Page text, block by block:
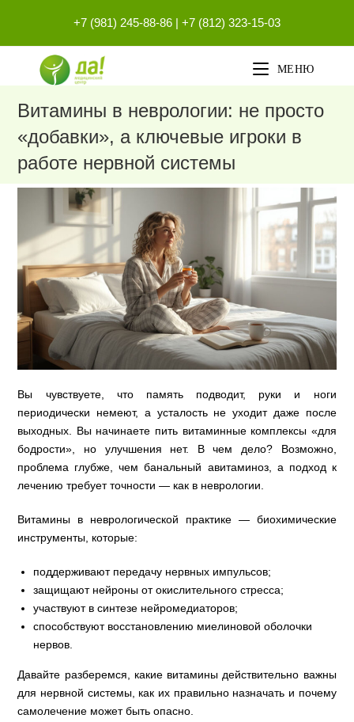
содержимому
+7 (981) 245-88-86 | +7 (812) 323-15-03
МЕНЮ
Витамины в неврологии: не просто
«добавки», а ключевые игроки в
работе нервной системы
Вы чувствуете, что память подводит, руки и ноги
периодически немеют, а усталость не уходит даже после
выходных. Вы начинаете пить витаминные комплексы «для
бодрости», но улучшения нет. В чем дело? Возможно,
проблема глубже, чем банальный авитаминоз, а подход к
лечению требует точности — как в неврологии.
Витамины в неврологической практике — биохимические
инструменты, которые:
поддерживают передачу нервных импульсов;
защищают нейроны от окислительного стресса;
участвуют в синтезе нейромедиаторов;
способствуют восстановлению миелиновой оболочки
нервов.
Давайте разберемся, какие витамины действительно важны
для нервной системы, как их правильно назначать и почему
самолечение может быть опасно.